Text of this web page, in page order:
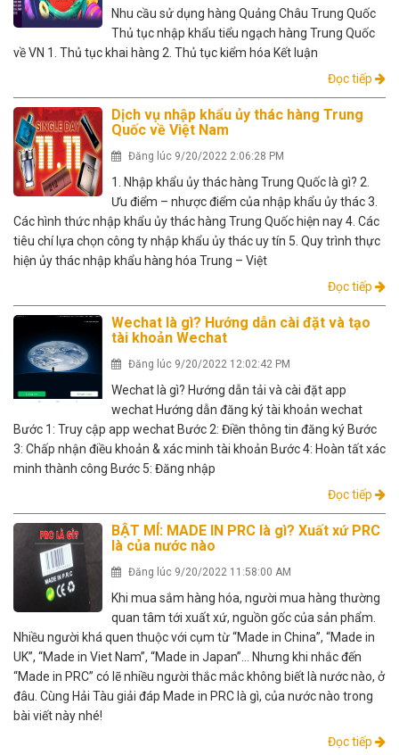
Nhu cầu sử dụng hàng Quảng Châu Trung Quốc
Thủ tục nhập khẩu tiểu ngạch hàng Trung Quốc
về VN 1. Thủ tục khai hàng 2. Thủ tục kiểm hóa Kết luận
Đọc tiếp
Dịch vụ nhập khẩu ủy thác hàng Trung
Quốc về Việt Nam
Đăng lúc 9/20/2022 2:06:28 PM
1. Nhập khẩu ủy thác hàng Trung Quốc là gì? 2.
Ưu điểm – nhược điểm của nhập khẩu ủy thác 3.
Các hình thức nhập khẩu ủy thác hàng Trung Quốc hiện nay 4. Các
tiêu chí lựa chọn công ty nhập khẩu ủy thác uy tín 5. Quy trình thực
hiện ủy thác nhập khẩu hàng hóa Trung – Việt
Đọc tiếp
Wechat là gì? Hướng dẫn cài đặt và tạo
tài khoản Wechat
Đăng lúc 9/20/2022 12:02:42 PM
Wechat là gì? Hướng dẫn tải và cài đặt app
wechat Hướng dẫn đăng ký tài khoản wechat
Bước 1: Truy cập app wechat Bước 2: Điền thông tin đăng ký Bước
3: Chấp nhận điều khoản & xác minh tài khoản Bước 4: Hoàn tất xác
minh thành công Bước 5: Đăng nhập
Đọc tiếp
BẬT MÍ: MADE IN PRC là gì? Xuất xứ PRC
là của nước nào
Đăng lúc 9/20/2022 11:58:00 AM
Khi mua sắm hàng hóa, người mua hàng thường
quan tâm tới xuất xứ, nguồn gốc của sản phẩm.
Nhiều người khá quen thuộc với cụm từ “Made in China”, “Made in
UK”, “Made in Viet Nam”, “Made in Japan”… Nhưng khi nhắc đến
“Made in PRC” có lẽ nhiều người thắc mắc không biết là nước nào, ở
đâu. Cùng Hải Tàu giải đáp Made in PRC là gì, của nước nào trong
bài viết này nhé!
Đọc tiếp